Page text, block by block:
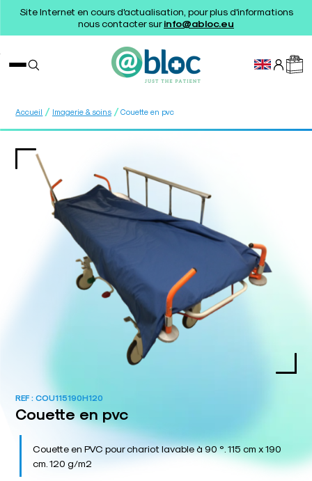
Site Internet en cours d'actualisation, pour plus d'informations
nous contacter surinfo@abloc.eu
Accueil / Imagerie & soins / Couette en pvc
REF :COU115190H120
Couette en pvc
Couette en PVC pour chariot lavable à 90 °. 115 cm x 190
cm. 120 g/m2